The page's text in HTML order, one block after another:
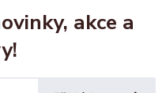
akce a